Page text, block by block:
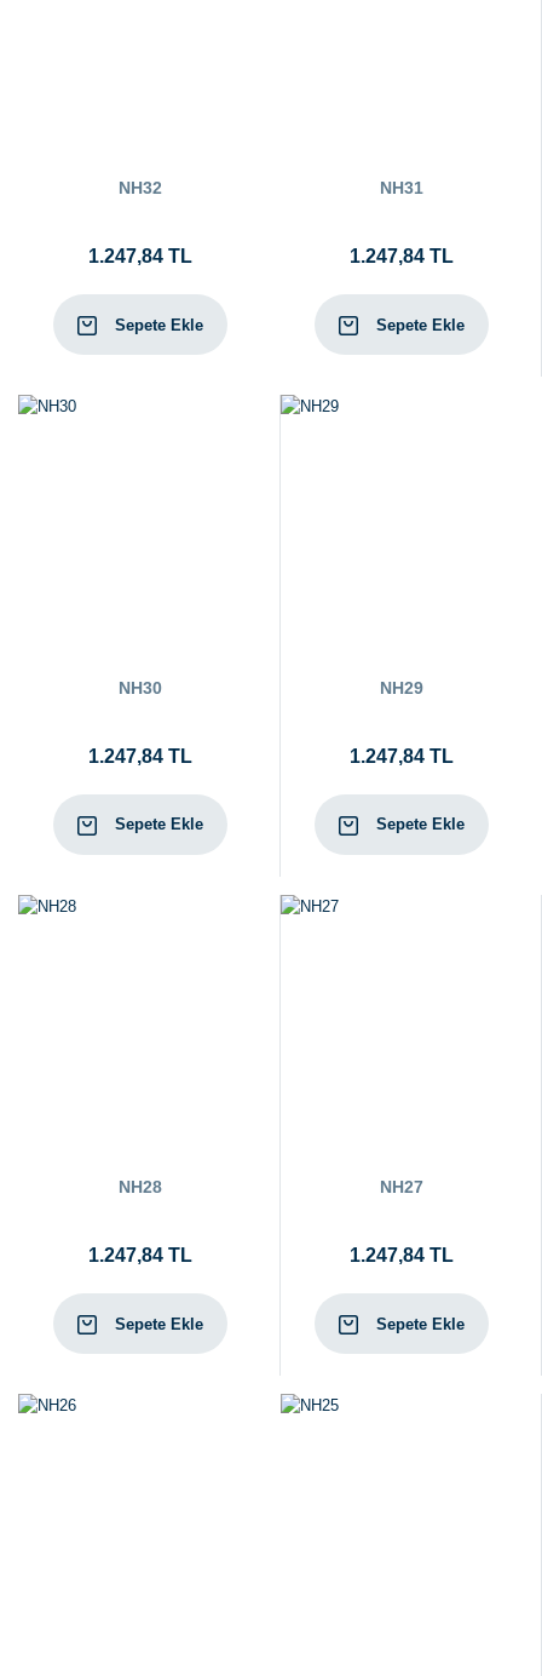
NH32
1.247,84 TL
Sepete Ekle
NH31
1.247,84 TL
Sepete Ekle
NH30
1.247,84 TL
Sepete Ekle
NH29
1.247,84 TL
Sepete Ekle
NH28
1.247,84 TL
Sepete Ekle
NH27
1.247,84 TL
Sepete Ekle